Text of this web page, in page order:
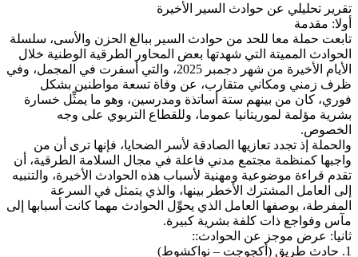
تقرير تحليلي عن حوادث السير الأخيرة
أولا: مقدمة
تابعت حملة معا للحد من حوادث السير ببالغ الحزن والأسى، سلسلة
الحوادث المميتة التي شهدتها بعض المحاور الطرقية الوطنية خلال
الأيام الأخيرة من شهر دجمبر 2025، والتي أسفرت في المجمل، وفي
ظرف زمني ومكاني متقارب، عن وفاة تسعة مواطنين بشكل
فوري، كان من بينهم ستة أساتذة ومدرسين، وهو ما يمثِّل خسارة
بشرية مؤلمة لموريتانيا عموما، وللقطاع التربوي على وجه
الخصوص.
والحملة إذ تجدد تعازيها الصادقة لأسر الضحايا، فإنها ترى أن من
واجبها كمنظمة مجتمع مدني فاعلة في مجال السلامة الطرقية، أن
تقدم قراءة موضوعية ومهنية لأسباب هذه الحوادث الأخيرة، والتنبيه
إلى العامل المشترك الأخطر بينها، والذي يتمثل في السرعة
المفرطة، بوصفها العامل الذي يحوِّل الحوادث مهما كانت أسبابها إلى
مآس وفواجع ذات كلفة بشرية كبيرة.
ثانيا: عرض موجز عن الحوادث::
1. حادث طريق (أكجوجت – نواكشوط)